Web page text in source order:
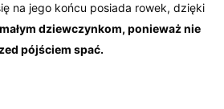
na jego końcu posiada rowek, dzięki
dziewczynkom, ponieważ nie
pójściem spać.